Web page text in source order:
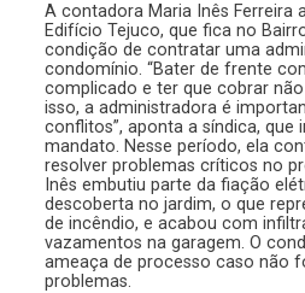
A contadora Maria Inês Ferreira
Edifício Tejuco, que fica no
condição de contratar uma
condomínio. “Bater de frente
complicado e ter que cobrar
isso, a administradora é
conflitos”, aponta a síndica, que
mandato. Nesse período, ela
resolver problemas críticos no
Inês embutiu parte da fiação
descoberta no jardim, o que
de incêndio, e acabou com
vazamentos na garagem. O
ameaça de processo caso não
problemas.